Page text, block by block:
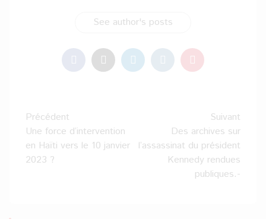
See author's posts
Navigation
d’article
Précédent
Une force d’intervention
en Haïti vers le 10 janvier
2023 ?
Suivant
Des archives sur
l’assassinat du président
Kennedy rendues
publiques.-